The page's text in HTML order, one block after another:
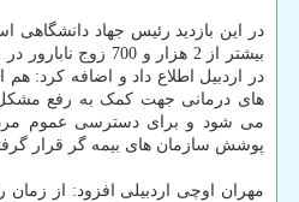
در این بازدید رئیس جهاد دانشگاهی
بیشتر از 2 هزار و 700
در اردبیل اطلاع داد و اضافه کرد:
های درمانی جهت کمک به رفع مشکل
می شود و برای دسترسی عموم
پوشش سازمان های بیمه گر قرار
مهران اوچی اردبیلی افزود: از زمان